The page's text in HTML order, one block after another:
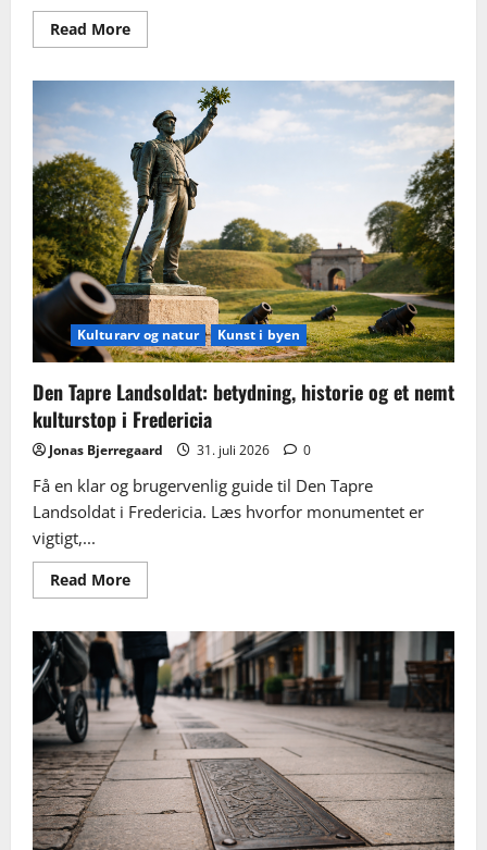
Read MoreRead
more
Fredericia:
historie,
kunstner
og
sådan
finder
du
værket
Kulturarv og natur Kunst i byen
Den Tapre Landsoldat: betydning, historie og et nemt
kulturstop i Fredericia
Jonas Bjerregaard 31. juli 2026 0
Få en klar og brugervenlig guide til Den Tapre
Landsoldat i Fredericia. Læs hvorfor monumentet er
vigtigt,...
Read MoreRead
more
Tapre
Landsoldat:
betydning,
historie
og
et
nemt
kulturstop
i
Fredericia